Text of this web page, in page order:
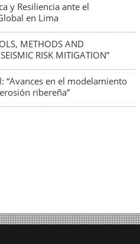
y Resiliencia ante el
en Lima
METHODS AND
RISK MITIGATION”
“Avances en el modelamiento
ribereña”